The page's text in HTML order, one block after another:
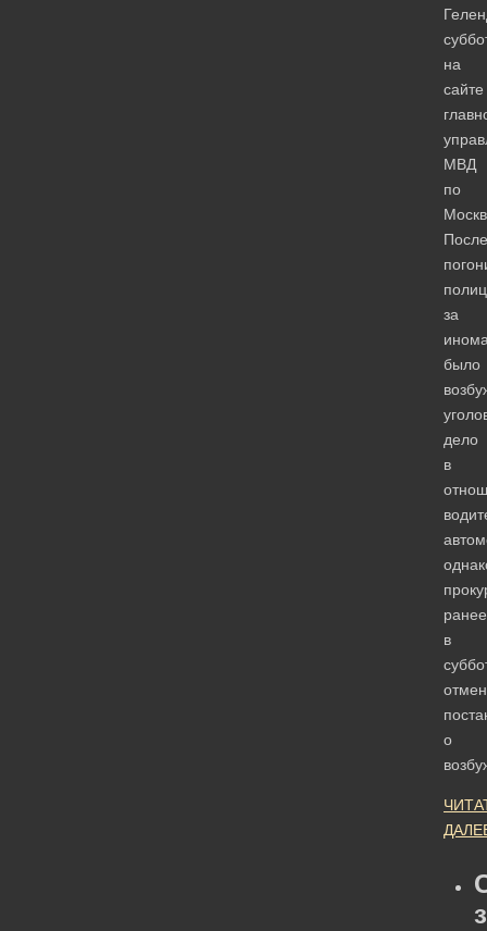
на
сайте
МВД
по
После
за
было
дело
в
ранее
в
о